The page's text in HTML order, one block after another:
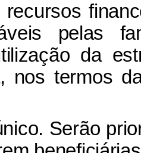
pelas
da
nos termos
Serão